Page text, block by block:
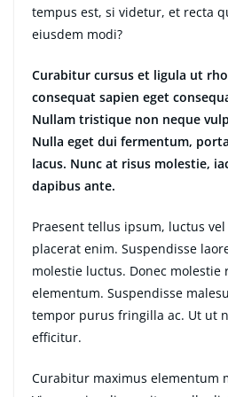
tempus est, si videtur, et recta
eiusdem modi?
Curabitur cursus et ligula ut
consequat sapien eget
Nullam tristique non neque
Nulla eget dui fermentum,
lacus. Nunc at risus molestie,
dapibus ante.
Praesent tellus ipsum, luctus
placerat enim. Suspendisse
molestie luctus. Donec molestie
elementum. Suspendisse
tempor purus fringilla ac. Ut ut
efficitur.
Curabitur maximus elementum